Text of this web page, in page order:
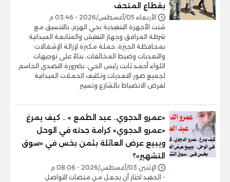
بقطاع المتحف
الأربعاء 05/أغسطس/2026 - 03:46 م
شنت الأجهزة التنفيذية بحي الهرم، بالتنسيق مع
شرطة المرافق وجهاز التفتيش والمتابعة الميدانية
بمحافظة الجيزة، حملة مكبرة لإزالة الإشغالات
والتعديات وضبط المخالفات، بناءً على توجيهات
اللواء أحمد ثابت رئيس الحي، بضرورة التصدي الحاسم
لجميع صور التعديات وتكثيف الحملات الميدانية
لفرض الانضباط بالشارع وتسيير
«عمرو الدجوي.. عبد الطمع » .. كيف يمرغ
«عمرو الدجوي» كرامة جدته في الوحل
ويبيع عرض العائلة بثمن بخس في «سوق
التشهير»؟
الإثنين 03/أغسطس/2026 - 08:06 م
- الحفيد اختار أن يجعل من منصات التواصل